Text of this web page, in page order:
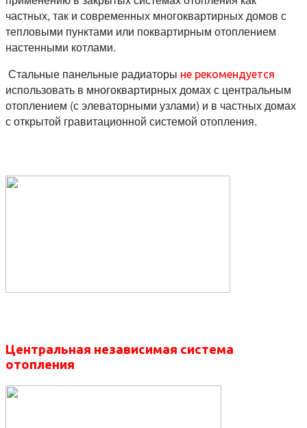
частных, так и современных многоквартирных домов с
тепловыми пунктами или поквартирным отоплением
настенными котлами.
Стальные панельные радиаторы не рекомендуется
использовать в многоквартирных домах с центральным
отоплением (с элеваторными узлами) и в частных домах
с открытой гравитационной системой отопления.
Центральная независимая система
отопления